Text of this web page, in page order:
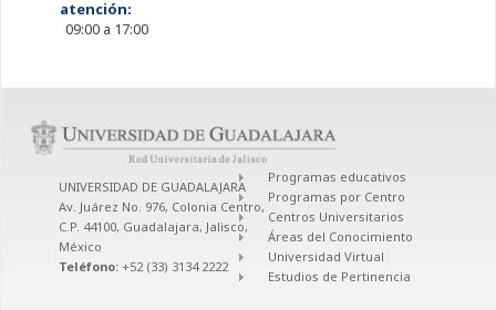
atención:
09:00 a 17:00
UNIVERSIDAD DE GUADALAJARA
Av. Juárez No. 976, Colonia Centro,
C.P. 44100, Guadalajara, Jalisco,
México
Teléfono: +52 (33) 3134 2222
Programas educativos
Programas por Centro
Centros Universitarios
Áreas del Conocimiento
Universidad Virtual
Estudios de Pertinencia